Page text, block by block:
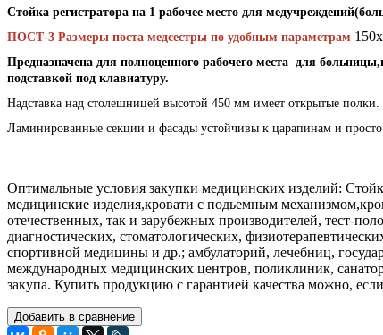
Стойка регистратора на 1 рабочее место для
ПОСТ-3 Размеры поста медсестры по удобным параметрам
Предназначена для полноценного рабочего места для
подставкой под клавиатуру.
Надставка над столешницей высотой 450 мм имеет открытые полки.
Ламинированные секции и фасады устойчивы к царапинам и
Оптимальные условия закупки медицинских изделий:
медицинские изделия,кровати с подьемным
отечественных, так и зарубежных производителей, тест-
диагностических, стоматологических,
спортивной медицины и др.; амбулаторий, лечебниц,
международных медицинских центров, поликлиник,
закупа. Купить продукцию с гарантией качества можно,
Добавить в сравнение